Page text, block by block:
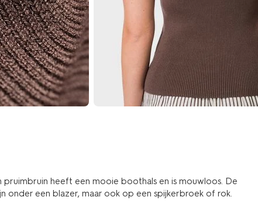
pruimbruin heeft een mooie boothals en is mouwloos. De
onder een blazer, maar ook op een spijkerbroek of rok.